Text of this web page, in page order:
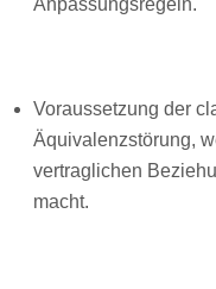
Voraussetzung der
Äquivalenzstörung,
vertraglichen
macht.